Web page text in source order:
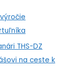
THS-DZ
na ceste k